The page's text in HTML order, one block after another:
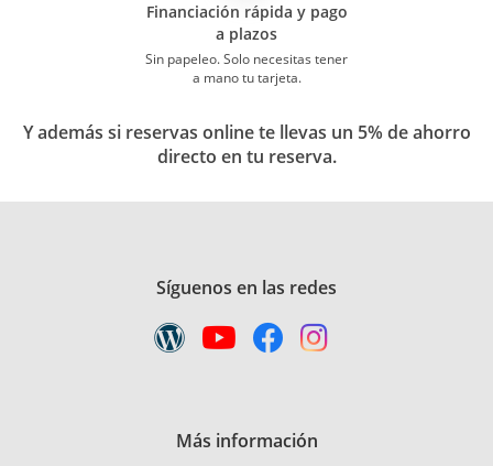
Financiación rápida y pago
a plazos
Sin papeleo. Solo necesitas tener
a mano tu tarjeta.
Y además si reservas online te llevas un 5% de ahorro
directo en tu reserva.
Síguenos en las redes
Más información